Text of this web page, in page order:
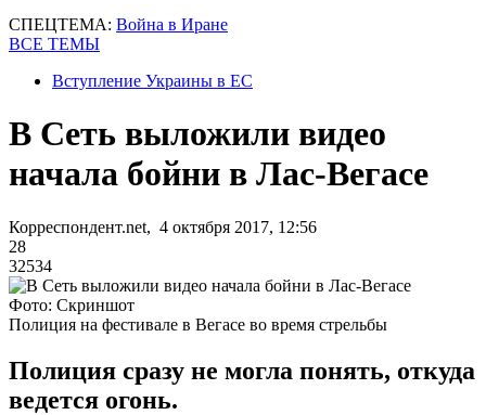
СПЕЦТЕМА: Война в Иране
ВСЕ ТЕМЫ
Вступление Украины в ЕС
В Сеть выложили видео
начала бойни в Лас-Вегасе
Корреспондент.net, 4 октября 2017, 12:56
28
32534
Фото: Скриншот
Полиция на фестивале в Вегасе во время стрельбы
Полиция сразу не могла понять, откуда
ведется огонь.